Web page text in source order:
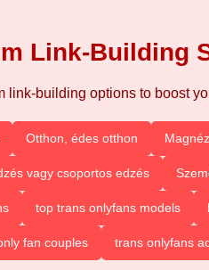
Link-Building
link-building options to boost
Otthon, édes otthon
vagy csoportos edzés
top trans onlyfans models
fan couples trans onlyfans